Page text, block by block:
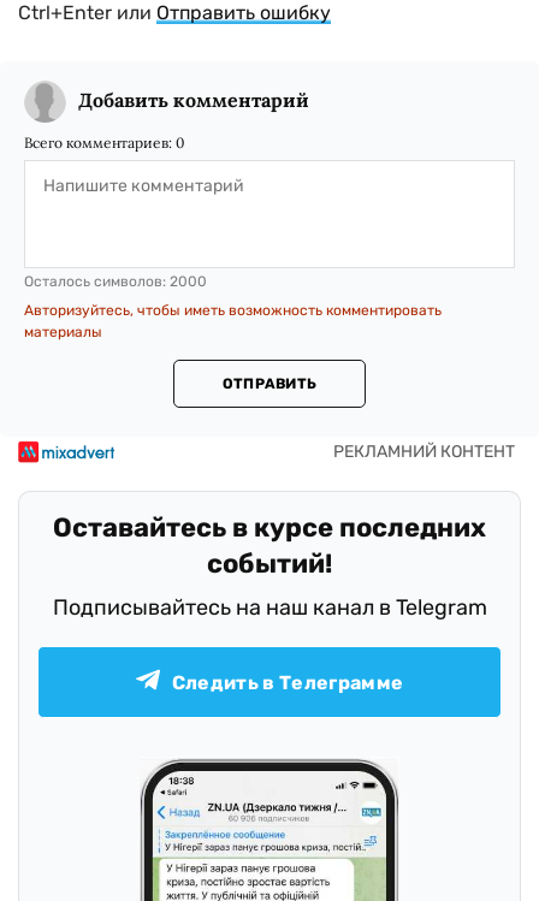
Ctrl+Enter или Отправить ошибку
Добавить комментарий
Всего комментариев: 0
Осталось символов: 2000
Авторизуйтесь, чтобы иметь возможность комментировать
материалы
ОТПРАВИТЬ
Оставайтесь в курсе последних
событий!
Подписывайтесь на наш канал в Telegram
Следить в Телеграмме